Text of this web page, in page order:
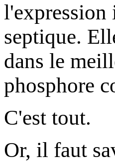
l'expression
septique.
dans le
phosphore
C'est tout.
Or, il faut